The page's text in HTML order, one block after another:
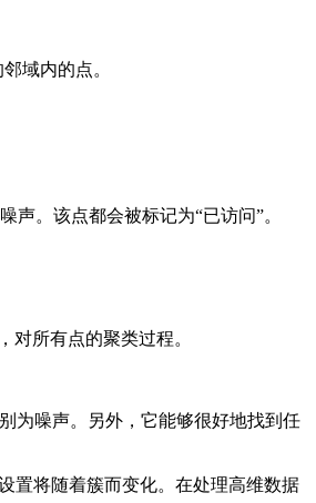
域内的点。
。该点都会被标记为“已访问”。
所有点的聚类过程。
为噪声。另外，它能够很好地找到任
置将随着簇而变化。在处理高维数据